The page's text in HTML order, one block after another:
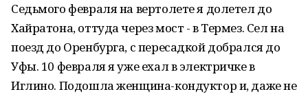
Седьмого февраля на вертолете я долетел до
Хайратона, оттуда через мост - в Термез. Сел на
поезд до Оренбурга, с пересадкой добрался до
Уфы. 10 февраля я уже ехал в электричке в
Иглино. Подошла женщина-кондуктор и, даже не